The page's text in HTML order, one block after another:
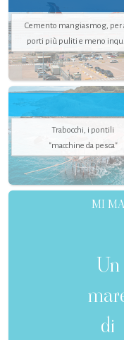
Cemento mangiasmog, per
porti più puliti e meno
Trabocchi, i pontili
"macchine da pesca"
MI
Un
di